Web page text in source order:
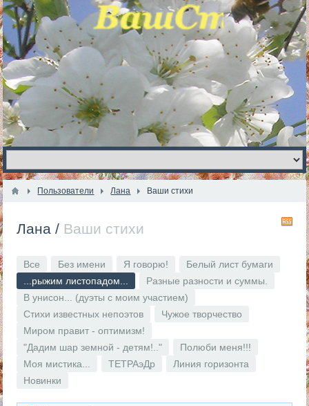
Пользователи Лана Ваши стихи
Лана / Ваши стихи
Все Без имени Я говорю!
Белый лист бумаги
...рыжим листопадом...
Разные разности и суммы.
В унисон... (дуэты с моим участием)
Стихи известных непоэтов
Чужое творчество
Миром правит - оптимизм!
"Дадим шар земной - детям!.."
Полюби меня!!!
Моя мистика...
ТЕТРАэДр
Линия горизонта
Новинки